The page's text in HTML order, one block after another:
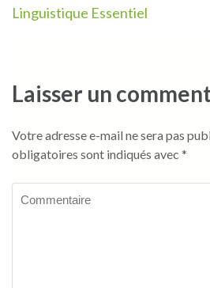
l’article
Linguistique Essentiel
Laisser un
Votre adresse e-mail ne sera pas
obligatoires sont indiqués avec *